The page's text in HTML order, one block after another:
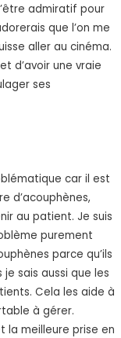
admiratif pour
que l’on me
aller au cinéma.
d’avoir une vraie
ses
car il est
d’acouphènes,
au patient. Je suis
purement
parce qu’ils
je sais aussi que les
Cela les aide à
à gérer.
la meilleure prise en